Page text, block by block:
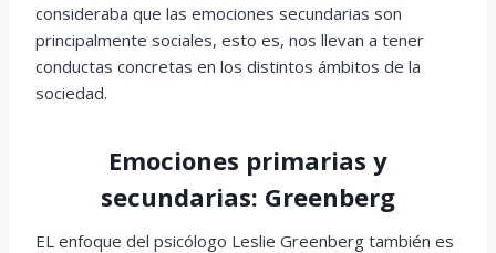
consideraba que las emociones secundarias son
principalmente sociales, esto es, nos llevan a tener
conductas concretas en los distintos ámbitos de la
sociedad.
Emociones primarias y
secundarias: Greenberg
EL enfoque del psicólogo Leslie Greenberg también es